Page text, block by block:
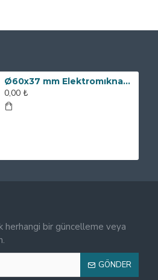
Ø60x37 mm Elektromıknatıs - 100 kg Çekim Gücü
0,00 ₺
herhangi bir güncelleme veya
GÖNDER